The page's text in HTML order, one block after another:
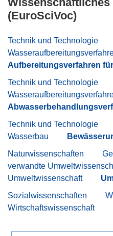
(EuroSciVoc)
Technik und Technologie
Aufbereitungsverfahren
Technik und Technologie
Technik und Technologie
Wasserbau
Naturwissenschaften
verwandte
Umweltwissenschaft
Sozialwissenschaften
Wirtschaftswissenschaft